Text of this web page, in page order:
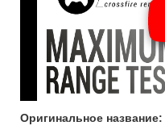
Оригинальное название: